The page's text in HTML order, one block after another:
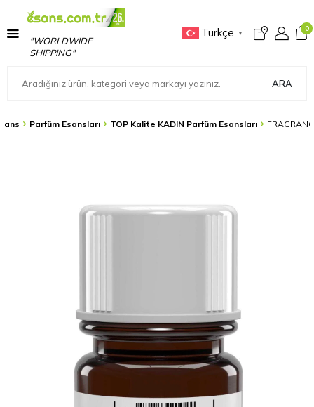
"WORLDWIDE
SHIPPING"
Türkçe ▼
0
ARA
Parfüm Esansları TOP Kalite KADIN Parfüm Esansları